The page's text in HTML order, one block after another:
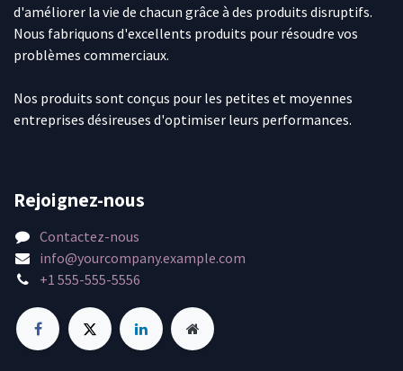
d'améliorer la vie de chacun grâce à des produits disruptifs.
Nous fabriquons d'excellents produits pour résoudre vos
problèmes commerciaux.
Nos produits sont conçus pour les petites et moyennes
entreprises désireuses d'optimiser leurs performances.
Rejoignez-nous
Contactez-nous
info@yourcompany.example.com
+1 555-555-5556